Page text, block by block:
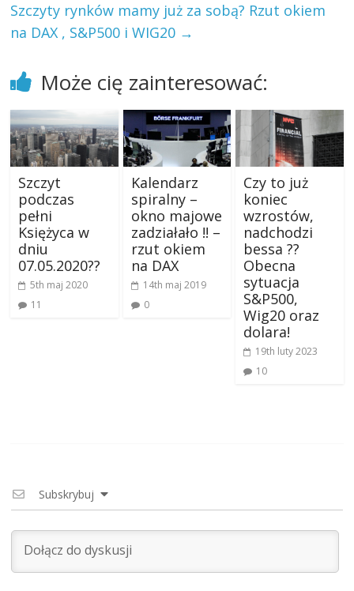
Szczyty rynków mamy już za sobą? Rzut okiem
na DAX , S&P500 i WIG20 →
Może cię zainteresować:
Szczyt
podczas
pełni
Księżyca w
dniu
07.05.2020??
5th maj 2020
11
Kalendarz
spiralny –
okno majowe
zadziałało !! –
rzut okiem
na DAX
14th maj 2019
0
Czy to już
koniec
wzrostów,
nadchodzi
bessa ??
Obecna
sytuacja
S&P500,
Wig20 oraz
dolara!
19th luty 2023
10
Subskrybuj